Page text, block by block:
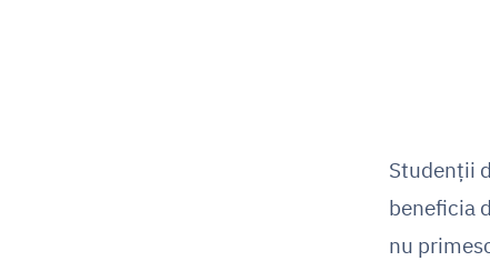
Studenții
beneficia
nu